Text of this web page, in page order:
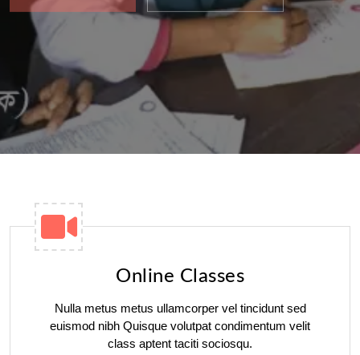
Online Classes
Nulla metus metus ullamcorper vel tincidunt sed
euismod nibh Quisque volutpat condimentum velit
class aptent taciti sociosqu.